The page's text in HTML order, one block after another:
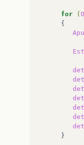
for (